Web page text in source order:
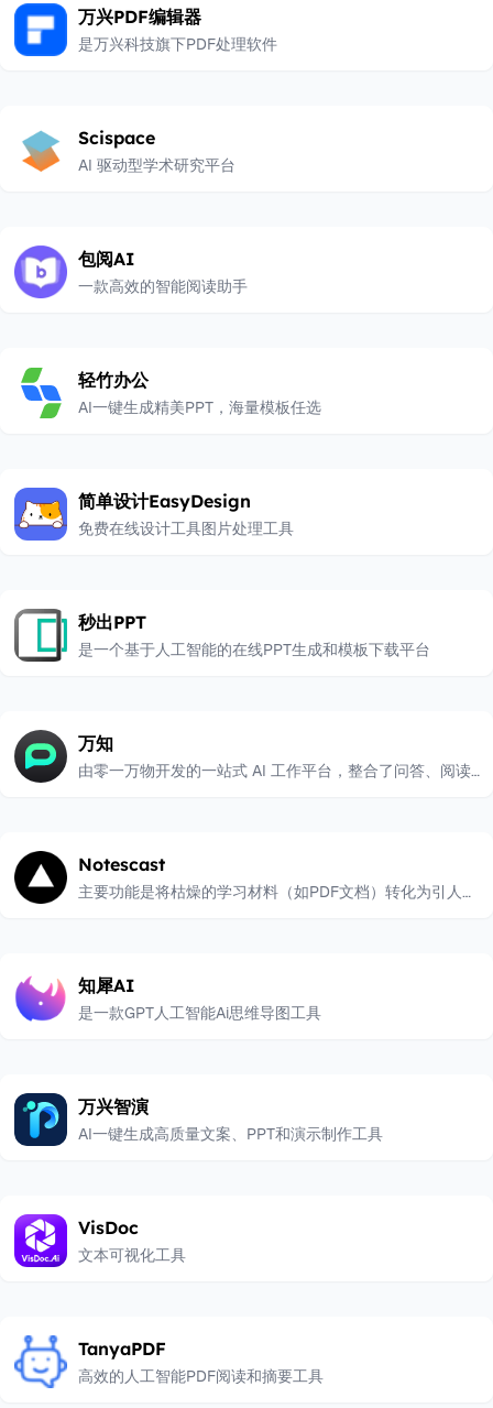
万兴PDF编辑器
是万兴科技旗下PDF处理软件
Scispace
AI 驱动型学术研究平台
包阅AI
一款高效的智能阅读助手
轻竹办公
AI一键生成精美PPT，海量模板任选
简单设计EasyDesign
免费在线设计工具图片处理工具
秒出PPT
是一个基于人工智能的在线PPT生成和模板下载平台
万知
由零一万物开发的一站式 AI 工作平台，整合了问答、阅读
Notescast
主要功能是将枯燥的学习材料（如PDF文档）转化为引人入
通过创新的方式提升学习体验和知识保留率。
知犀AI
是一款GPT人工智能Ai思维导图工具
万兴智演
AI一键生成高质量文案、PPT和演示制作工具
VisDoc
文本可视化工具
TanyaPDF
高效的人工智能PDF阅读和摘要工具